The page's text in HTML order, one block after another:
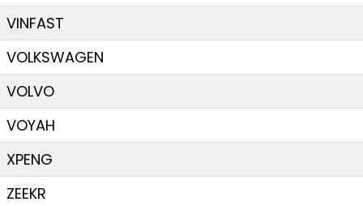
VINFAST
VOLKSWAGEN
VOLVO
VOYAH
XPENG
ZEEKR